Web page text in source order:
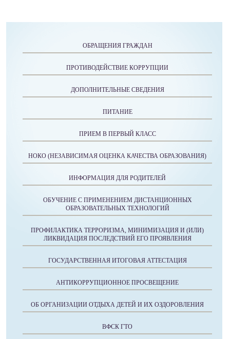
ОБРАЩЕНИЯ ГРАЖДАН
ПРОТИВОДЕЙСТВИЕ КОРРУПЦИИ
ДОПОЛНИТЕЛЬНЫЕ СВЕДЕНИЯ
ПИТАНИЕ
ПРИЕМ В ПЕРВЫЙ КЛАСС
НОКО (НЕЗАВИСИМАЯ ОЦЕНКА КАЧЕСТВА ОБРАЗОВАНИЯ)
ИНФОРМАЦИЯ ДЛЯ РОДИТЕЛЕЙ
ОБУЧЕНИЕ С ПРИМЕНЕНИЕМ ДИСТАНЦИОННЫХ
ОБРАЗОВАТЕЛЬНЫХ ТЕХНОЛОГИЙ
ПРОФИЛАКТИКА ТЕРРОРИЗМА, МИНИМИЗАЦИЯ И (ИЛИ)
ЛИКВИДАЦИЯ ПОСЛЕДСТВИЙ ЕГО ПРОЯВЛЕНИЯ
ГОСУДАРСТВЕННАЯ ИТОГОВАЯ АТТЕСТАЦИЯ
АНТИКОРРУПЦИОННОЕ ПРОСВЕЩЕНИЕ
ОБ ОРГАНИЗАЦИИ ОТДЫХА ДЕТЕЙ И ИХ ОЗДОРОВЛЕНИЯ
ВФСК ГТО